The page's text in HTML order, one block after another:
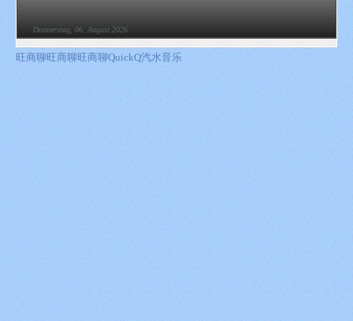
Donnerstag, 06. August 2026
旺商聊旺商聊旺商聊QuickQ汽水音乐